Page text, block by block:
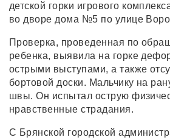
детской горки игрового
во дворе дома №5 по улице
Проверка, проведенная по
ребенка, выявила на горке
острыми выступами, а также
бортовой доски. Мальчику на
швы. Он испытал острую
нравственные страдания.
С Брянской городской